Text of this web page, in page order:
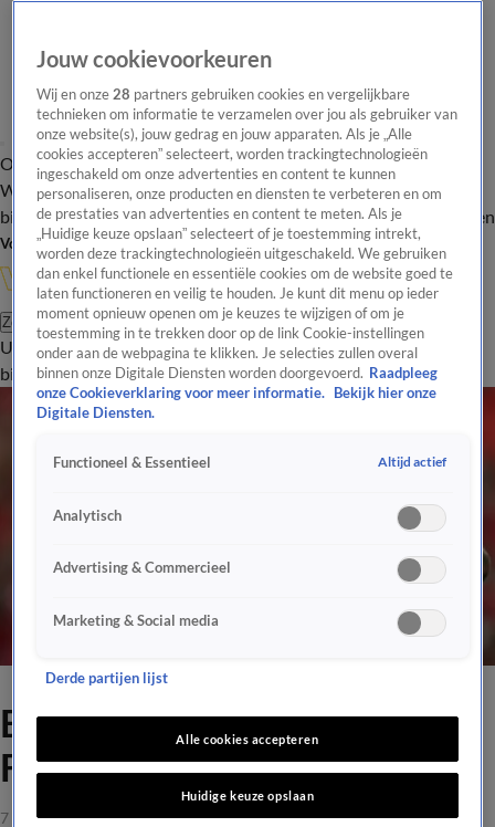
Overzicht Onze programma's Uitzendingen Onze gezichten
In de
WandelgangenInterviewsUitzending
bijwonenPodcastShopVeelgestelde vragenKijkersvraag insturen
Volg Vandaag Inside
Zoeken
UitzendingenVandaag InsideDe OranjezomerShopUitzending
bijwonen
Benfica koploper na zege op
FC Porto
7 okt 2018, 22:33
Jouw cookievoorkeuren
Wij en onze28 partners gebruiken cookies en vergelijkbare
technieken om informatie te verzamelen over jou als gebruiker van
onze website(s), jouw gedrag en jouw apparaten. Als je „Alle
cookies accepteren” selecteert, worden trackingtechnologieën
ingeschakeld om onze advertenties en content te kunnen
personaliseren, onze producten en diensten te verbeteren en om
de prestaties van advertenties en content te meten. Als je
„Huidige keuze opslaan” selecteert of je toestemming intrekt,
worden deze trackingtechnologieën uitgeschakeld. We gebruiken
dan enkel functionele en essentiële cookies om de website goed te
laten functioneren en veilig te houden. Je kunt dit menu op ieder
moment opnieuw openen om je keuzes te wijzigen of om je
toestemming in te trekken door op de link Cookie-instellingen
onder aan de webpagina te klikken. Je selecties zullen overal
binnen onze Digitale Diensten worden doorgevoerd. Raadpleeg
onze Cookieverklaring voor meer informatie.
Bekijk hier onze
Digitale Diensten.
Functioneel & Essentieel Altijd actief
Analytisch
Advertising & Commercieel
Marketing & Social media
Derde partijen lijst
Alle cookies accepteren
Huidige keuze opslaan